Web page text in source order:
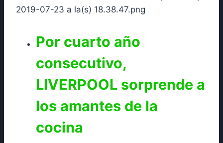
Por cuarto año
consecutivo,
LIVERPOOL sorprende a
los amantes de la
cocina